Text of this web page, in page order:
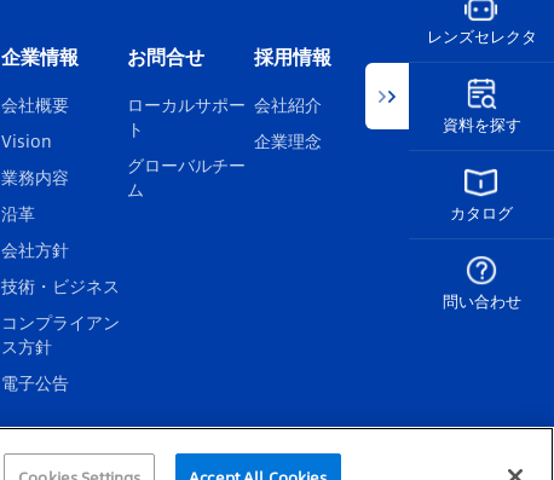
企業情報
会社概要
Vision
業務内容
沿革
会社方針
技術・ビジネス
コンプライアン
ス方針
電子公告
お問合せ
ローカルサポー
ト
グローバルチー
ム
採用情報
会社紹介
企業理念
レンズセレクタ
資料を探す
カタログ
問い合わせ